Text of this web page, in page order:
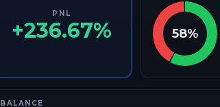
PNL
+236.67% 58%
BALANCE